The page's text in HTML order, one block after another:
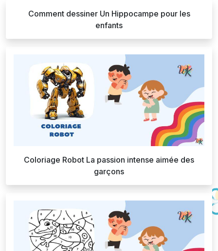
Comment dessiner Un Hippocampe pour les
enfants
Coloriage Robot La passion intense aimée des
garçons